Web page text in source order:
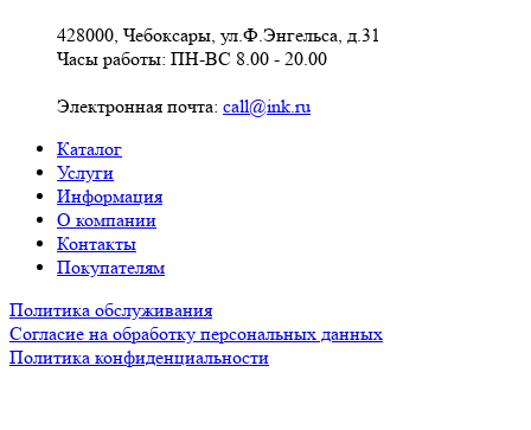
428000, Чебоксары, ул.Ф.Энгельса, д.31
Часы работы: ПН-ВС 8.00 - 20.00
Электронная почта: call@ink.ru
Каталог
Услуги
Информация
О компании
Контакты
Покупателям
Политика обслуживания
Согласие на обработку персональных данных
Политика конфиденциальности